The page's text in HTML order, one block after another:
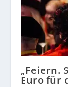
„Feiern.
Euro für